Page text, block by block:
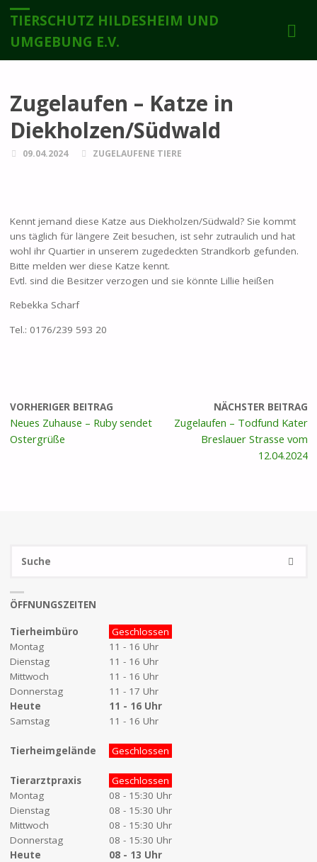
TIERSCHUTZ HILDESHEIM UND
UMGEBUNG E.V.
Zugelaufen – Katze in
Diekholzen/Südwald
09.04.2024 ZUGELAUFENE TIERE
Kennt jemand diese Katze aus Diekholzen/Südwald? Sie kommt
uns täglich für längere Zeit besuchen, ist sehr zutraulich und hat
wohl ihr Quartier in unserem zugedeckten Strandkorb gefunden.
Bitte melden wer diese Katze kennt.
Evtl. sind die Besitzer verzogen und sie könnte Lillie heißen
Rebekka Scharf
Tel.: 0176/239 593 20
VORHERIGER BEITRAG
Neues Zuhause – Ruby sendet
Ostergrüße
NÄCHSTER BEITRAG
Zugelaufen – Todfund Kater
Breslauer Strasse vom
12.04.2024
SUCHE
ÖFFNUNGSZEITEN
Tierheimbüro
Montag
Dienstag
Mittwoch
Donnerstag
Heute
Samstag
Geschlossen
11 - 16 Uhr
11 - 16 Uhr
11 - 16 Uhr
11 - 17 Uhr
11 - 16 Uhr
11 - 16 Uhr
Tierheimgelände Geschlossen
Tierarztpraxis
Montag
Dienstag
Mittwoch
Donnerstag
Heute
Geschlossen
08 - 15:30 Uhr
08 - 15:30 Uhr
08 - 15:30 Uhr
08 - 15:30 Uhr
08 - 13 Uhr